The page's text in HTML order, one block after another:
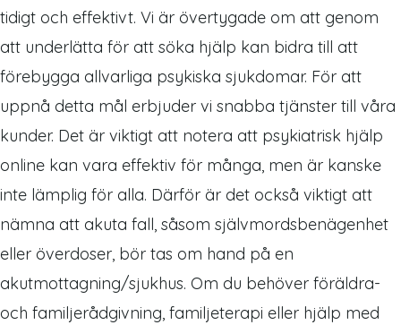
tidigt och effektivt. Vi är övertygade om att genom
att underlätta för att söka hjälp kan bidra till att
förebygga allvarliga psykiska sjukdomar. För att
uppnå detta mål erbjuder vi snabba tjänster till våra
kunder. Det är viktigt att notera att psykiatrisk hjälp
online kan vara effektiv för många, men är kanske
inte lämplig för alla. Därför är det också viktigt att
nämna att akuta fall, såsom självmordsbenägenhet
eller överdoser, bör tas om hand på en
akutmottagning/sjukhus. Om du behöver föräldra-
och familjerådgivning, familjeterapi eller hjälp med